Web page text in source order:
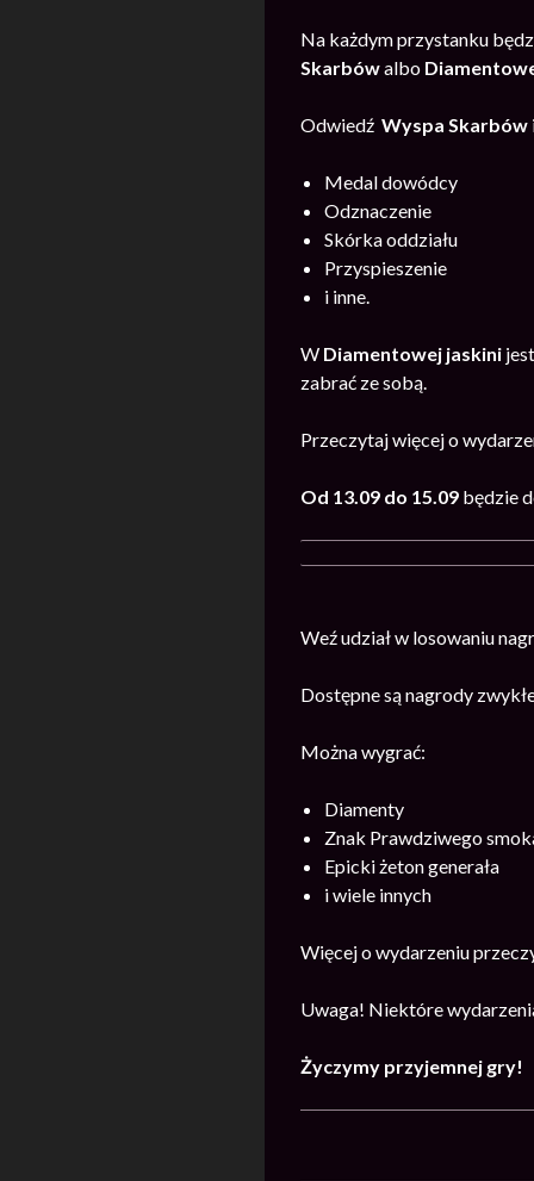
Na każdym przystanku
Skarbówalbo
Odwiedź Wyspa Skarbów
Medal dowódcy
Odznaczenie
Skórka oddziału
Przyspieszenie
i inne.
W Diamentowej jaskini
zabrać ze sobą.
Przeczytaj więcej o
Od 13.09 do 15.09 będzie
Weź udział w losowaniu
Dostępne są nagrody
Można wygrać:
Diamenty
Znak Prawdziwego
Epicki żeton generała
i wiele innych
Więcej o wydarzeniu
Uwaga! Niektóre
Życzymy przyjemnej gry!